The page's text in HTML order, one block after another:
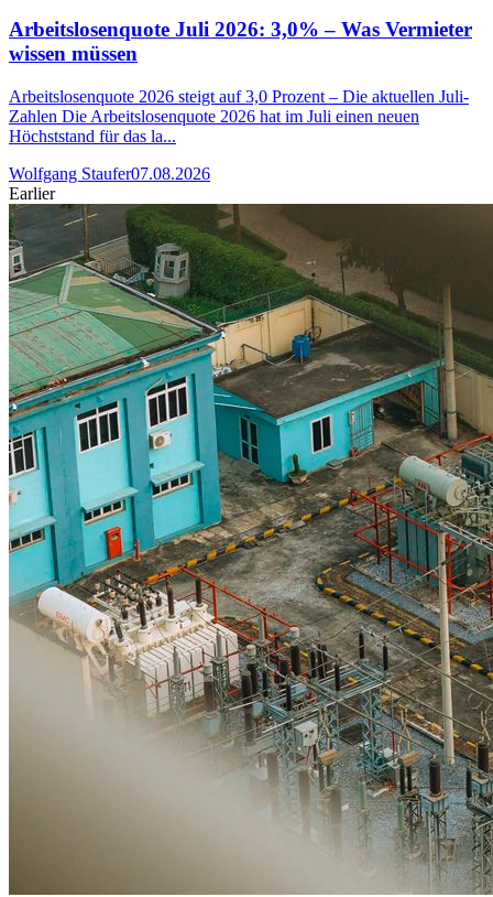
Arbeitslosenquote Juli 2026: 3,0% – Was Vermieter
wissen müssen
Arbeitslosenquote 2026 steigt auf 3,0 Prozent – Die aktuellen Juli-
Zahlen Die Arbeitslosenquote 2026 hat im Juli einen neuen
Höchststand für das la...
Wolfgang Staufer07.08.2026
Earlier